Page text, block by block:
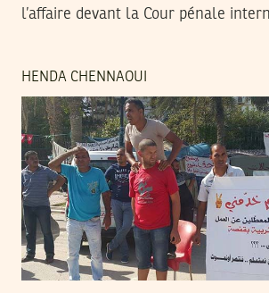
l’affaire devant la Cour pénale
HENDA CHENNAOUI